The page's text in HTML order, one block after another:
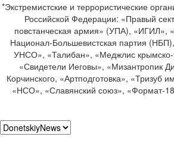
*Экстремистские и террористические
Российской Федерации: «Правый
повстанческая армия» (УПА), «ИГИЛ»,
Национал-Большевистская партия
УНСО», «Талибан», «Меджлис крымско-
«Свидетели Иеговы», «Мизантропик
Корчинского, «Артподготовка», «Тризуб
«НСО», «Славянский союз», «Формат-